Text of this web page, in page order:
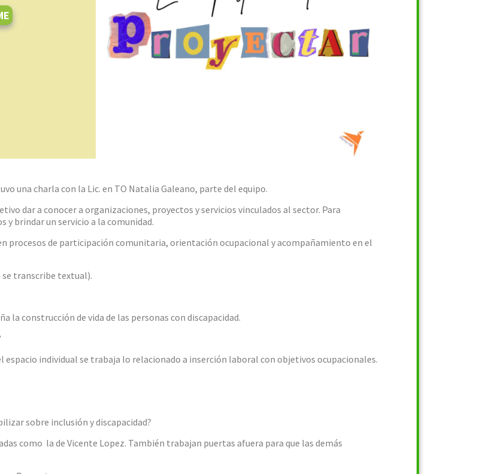
una charla con la Lic. en TO Natalia Galeano, parte del equipo.
dar a conocer a organizaciones, proyectos y servicios vinculados al sector. Para
brindar un servicio a la comunidad.
procesos de participación comunitaria, orientación ocupacional y acompañamiento en el
transcribe textual).
la construcción de vida de las personas con discapacidad.
espacio individual se trabaja lo relacionado a inserción laboral con objetivos ocupacionales.
sobre inclusión y discapacidad?
como la de Vicente Lopez. También trabajan puertas afuera para que las demás